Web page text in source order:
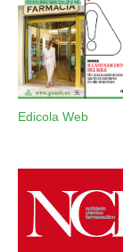
Edicola Web